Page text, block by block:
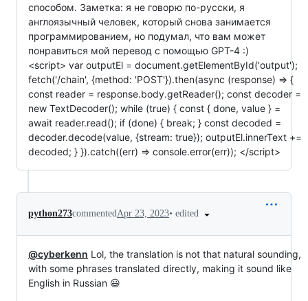
способом. Заметка: я не говорю по-русски, я
англоязычный человек, который снова занимается
программированием, но подумал, что вам может
понравиться мой перевод с помощью GPT-4 :)
<script> var outputEl = document.getElementById('output');
fetch('/chain', {method: 'POST'}).then(async (response) => {
const reader = response.body.getReader(); const decoder =
new TextDecoder(); while (true) { const { done, value } =
await reader.read(); if (done) { break; } const decoded =
decoder.decode(value, {stream: true}); outputEl.innerText +=
decoded; } }).catch((err) => console.error(err)); </script>
python273commentedApr 23, 2023• edited
@cyberkenn Lol, the translation is not that natural sounding,
with some phrases translated directly, making it sound like
English in Russian 😃